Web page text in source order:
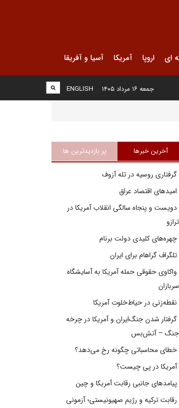
ای اروپا آمریکا آسیا و آفریقا
ENGLISH جمعه ۱۶ مرداد ۱۴۰۵
آخرین خبرها پر بازدیدترین ها
گرفتاری روسیه در تله آزوف
امیدهای اقتصاد عراق
دویست و پنجاه سالگی انقلاب آمریکا در
ترازو
چهره‌های کلیدی دولت برنام
تلگراف گراهام برای ایران
واکاوی حقوقی حمله آمریکا به آسایشگاه
سربازان
نقطه‌زنی در حیاط‌خلوت آمریکا
گرفتار شدن جنگ‌ایران و آمریکا در چرخه
جنگ – آتش‌بس
خطای محاسباتی چگونه رخ می‌دهد؟
آمریکا در پی چیست؟
پیامدهای جانبی رقابت آمریکا و چین
رقابت ترکیه و رژیم صهیونیستی؛ آزمونی